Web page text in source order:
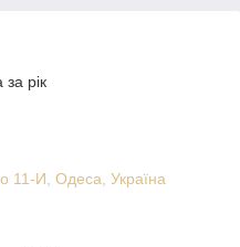
за рік
11-И, Одеса, Україна